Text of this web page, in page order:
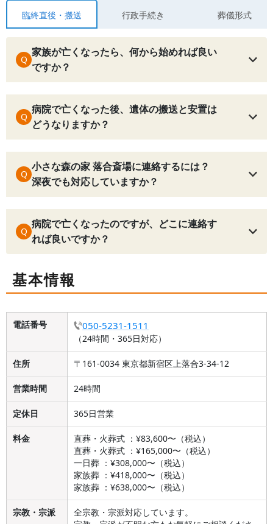
臨終直後・搬送 行政手続き 葬儀形式
Q
家族が亡くなったら、何から始めれば良い
ですか？
Q
病院で亡くなった後、遺体の搬送と安置は
どうなりますか？
Q
小さな森の家 落合斎場に連絡するには？
深夜でも対応していますか？
Q
病院で亡くなったのですが、どこに連絡す
れば良いですか？
基本情報
電話番号 050-5231-1511
（24時間・365日対応）
住所 〒161-0034 東京都新宿区上落合3-34-12
営業時間 24時間
定休日 365日営業
料金
直葬・火葬式 ：¥83,600〜（税込）
直葬・火葬式 ：¥165,000〜（税込）
一日葬 ：¥308,000〜（税込）
家族葬 ：¥418,000〜（税込）
家族葬 ：¥638,000〜（税込）
宗教・宗派
全宗教・宗派対応しています。